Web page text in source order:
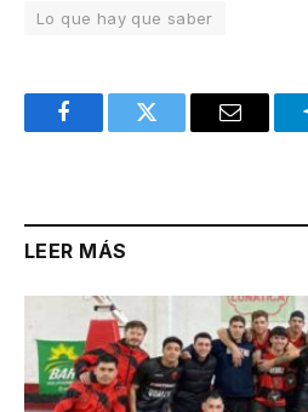
Lo que hay que saber
FacebookTwitter Email
LEER MÁS